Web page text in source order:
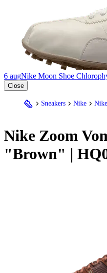
6 augNike Moon Shoe
Close
Sneakers Nike
Nike Zoom
"Brown" |